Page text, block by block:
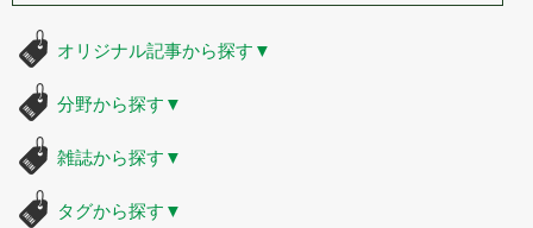
オリジナル記事から探す ▼
分野から探す ▼
雑誌から探す ▼
タグから探す ▼